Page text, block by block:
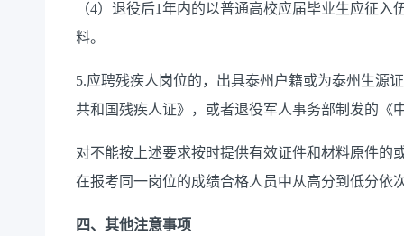
（4）退役后1年内的以普通高校应届毕业生应征
料。
5.应聘残疾人岗位的，出具泰州户籍或为泰州生源
共和国残疾人证》，或者退役军人事务部制发的《
对不能按上述要求按时提供有效证件和材料原件的
在报考同一岗位的成绩合格人员中从高分到低分依
四、其他注意事项